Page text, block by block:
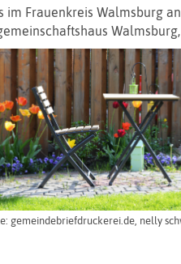
im Frauenkreis Walmsburg
gemeindebriefdruckerei.de, nelly